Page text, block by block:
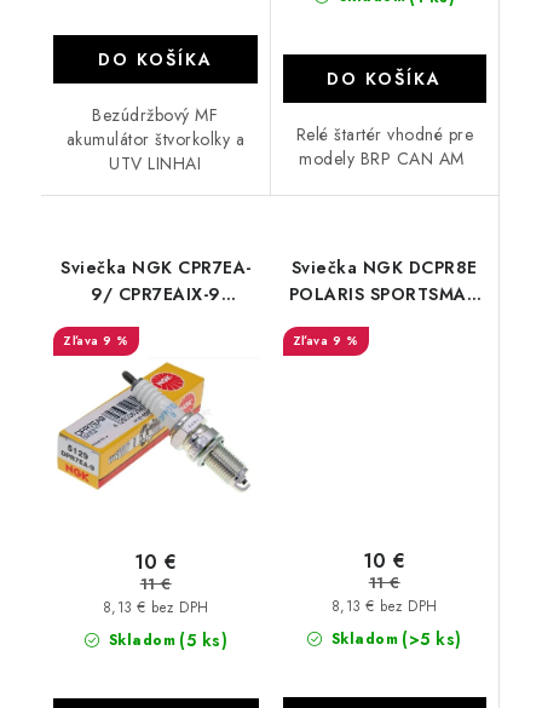
DO KOŠÍKA
Bezúdržbový MF
akumulátor štvorkolky a
UTV LINHAI
DO KOŠÍKA
Relé štartér vhodné pre
modely BRP CAN AM
Sviečka NGK CPR7EA-
9/ CPR7EAIX-9
AT6 AT10
9 %
Skladom (5 ks)
8,13 € bez DPH
10 €
11 €
Sviečka NGK DCPR8E
POLARIS SPORTSMAN
9 %
Skladom (>5 ks)
8,13 € bez DPH
10 €
11 €